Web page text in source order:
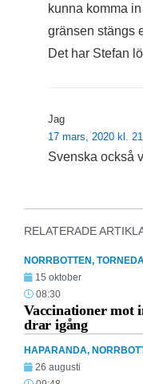
kunna komma
gränsen stängs
Det har Stefan
Jag
17 mars, 2020 kl.
Svenska också
RELATERADE
NORRBOTTEN,
15 oktober
08:30
Vaccinationer mot
drar igång
HAPARANDA,
26 augusti